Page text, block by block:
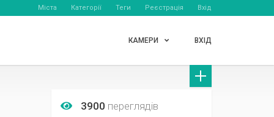
Міста Категорії Теги Реєстрація Вхід
КАМЕРИ ВХІД
3900 переглядів